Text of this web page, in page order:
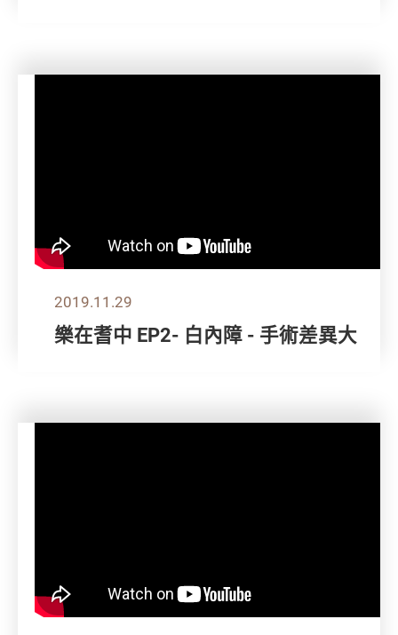
2019.11.29
樂在耆中 EP2- 白內障 - 手術差異大